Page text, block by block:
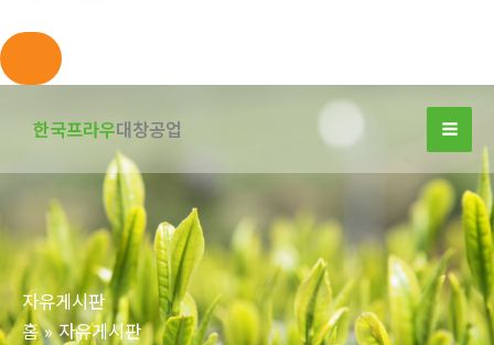
너
뛰
기
한국프라우대창공업
자유게시판
홈
자유게시판